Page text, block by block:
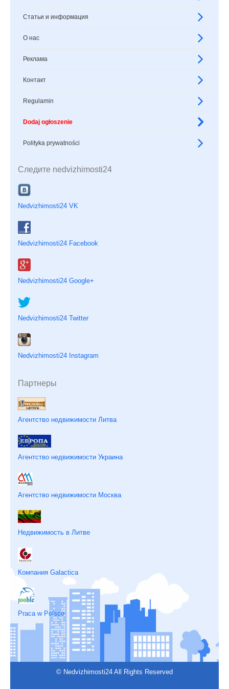
Статьи и информация
О нас
Реклама
Контакт
Regulamin
Dodaj ogłoszenie
Polityka prywatności
Следите nedvizhimosti24
Nedvizhimosti24 VK
Nedvizhimosti24 Facebook
Nedvizhimosti24 Google+
Nedvizhimosti24 Twitter
Nedvizhimosti24 Instagram
Партнеры
Агентство недвижимости Литва
Агентство недвижимости Украина
Агентство недвижимости Москва
Недвижимость в Литве
Компания Galactica
Praca w Polsce
© Nedvizhimosti24 All Rights Reserved